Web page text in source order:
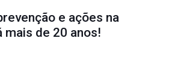
e ações na
de 20 anos!